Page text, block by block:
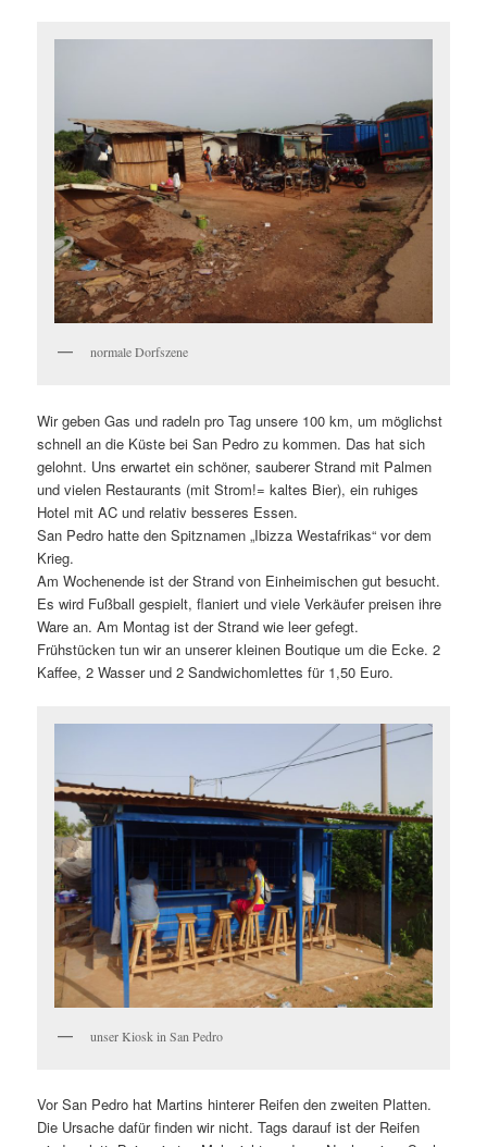
normale Dorfszene
Wir geben Gas und radeln pro Tag unsere 100 km, um möglichst
schnell an die Küste bei San Pedro zu kommen. Das hat sich
gelohnt. Uns erwartet ein schöner, sauberer Strand mit Palmen
und vielen Restaurants (mit Strom!= kaltes Bier), ein ruhiges
Hotel mit AC und relativ besseres Essen.
San Pedro hatte den Spitznamen „Ibizza Westafrikas“ vor dem
Krieg.
Am Wochenende ist der Strand von Einheimischen gut besucht.
Es wird Fußball gespielt, flaniert und viele Verkäufer preisen ihre
Ware an. Am Montag ist der Strand wie leer gefegt.
Frühstücken tun wir an unserer kleinen Boutique um die Ecke. 2
Kaffee, 2 Wasser und 2 Sandwichomlettes für 1,50 Euro.
unser Kiosk in San Pedro
Vor San Pedro hat Martins hinterer Reifen den zweiten Platten.
Die Ursache dafür finden wir nicht. Tags darauf ist der Reifen